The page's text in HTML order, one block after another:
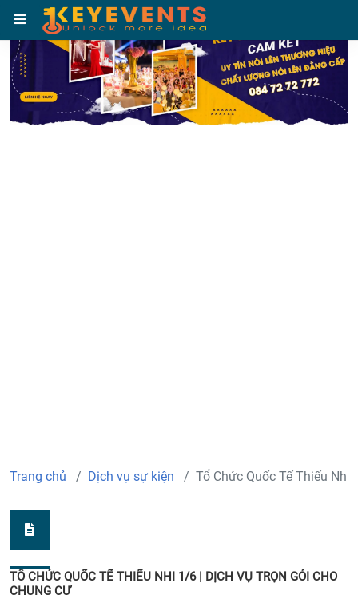
Trang chủ Dịch vụ sự kiện Tổ Chức Quốc Tế Thiếu Nhi
TỔ CHỨC QUỐC TẾ THIẾU NHI 1/6 | DỊCH VỤ TRỌN GÓI CHO
CHUNG CƯ